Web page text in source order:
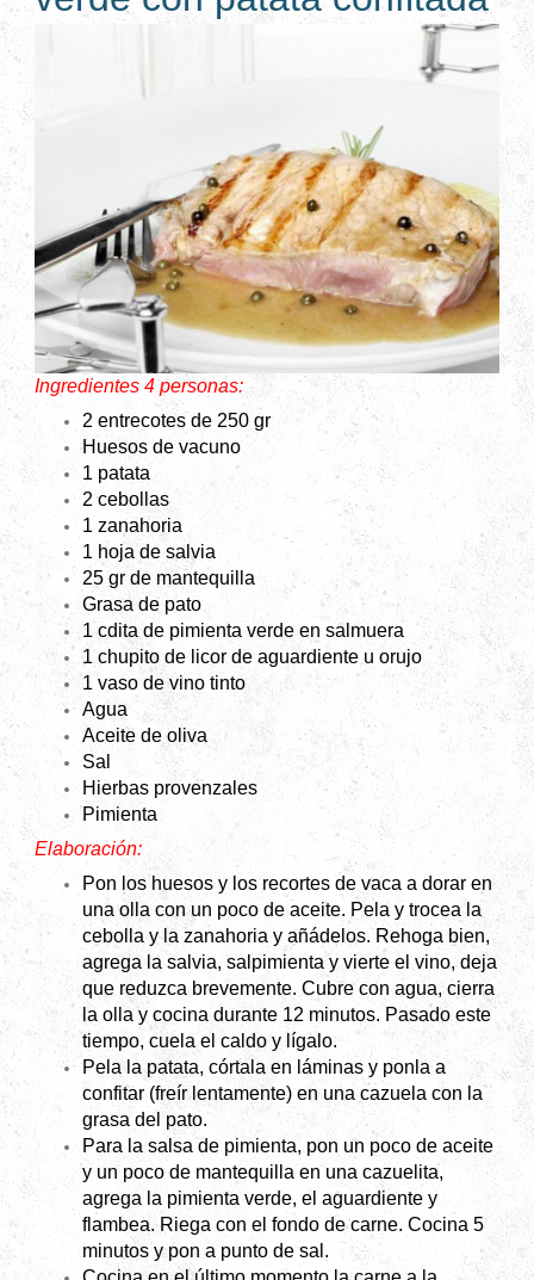
Ingredientes 4 personas:
2 entrecotes de 250 gr
Huesos de vacuno
1 patata
2 cebollas
1 zanahoria
1 hoja de salvia
25 gr de mantequilla
Grasa de pato
1 cdita de pimienta verde en salmuera
1 chupito de licor de aguardiente u orujo
1 vaso de vino tinto
Agua
Aceite de oliva
Sal
Hierbas provenzales
Pimienta
Elaboración:
Pon los huesos y los recortes de vaca a dorar en
una olla con un poco de aceite. Pela y trocea la
cebolla y la zanahoria y añádelos. Rehoga bien,
agrega la salvia, salpimienta y vierte el vino, deja
que reduzca brevemente. Cubre con agua, cierra
la olla y cocina durante 12 minutos. Pasado este
tiempo, cuela el caldo y lígalo.
Pela la patata, córtala en láminas y ponla a
confitar (freír lentamente) en una cazuela con la
grasa del pato.
Para la salsa de pimienta, pon un poco de aceite
y un poco de mantequilla en una cazuelita,
agrega la pimienta verde, el aguardiente y
flambea. Riega con el fondo de carne. Cocina 5
minutos y pon a punto de sal.